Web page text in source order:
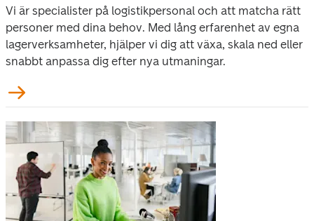
Vi är specialister på logistikpersonal och att matcha rätt
personer med dina behov. Med lång erfarenhet av egna
lagerverksamheter, hjälper vi dig att växa, skala ned eller
snabbt anpassa dig efter nya utmaningar.